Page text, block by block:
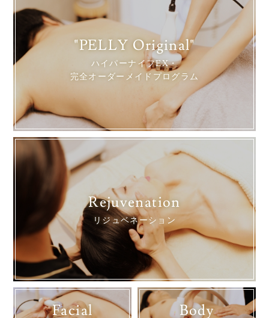
"PELLY Original"
ハイパーナイフEX・
完全オーダーメイドプログラム
Rejuvenation
リジュベネーション
Facial Body